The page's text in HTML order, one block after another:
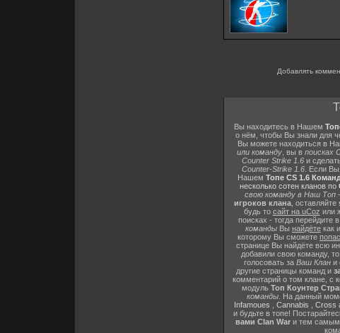
Добавлять
Вы находитесь в Нашем
о нём, чтобы Вы знали для
Вы можете находиться в
или команду, вы в поисках
Counter Strike 1.6 и
Counter-Strike 1.6. Если Вы
Нашем Топе CS 1.6 Команд
несколько сотен кланов по
свою команду в Наш Топ-
игроков клана, оставляйте
будь то сайт на uCoz или
поисках - тогда перейдите в
команды Вы найдёте как и
которому Вы сможете
странице Вы найдёте всю
добавили свою команду,
голосовать за Ваш Клани
другие страницы команд и
комментарий о том клане, с
модуль Топ Коунтер
команды. На данный
Infamoues
Cannabis Cross
и будьте в топе!
вами Clan Warи тем самым